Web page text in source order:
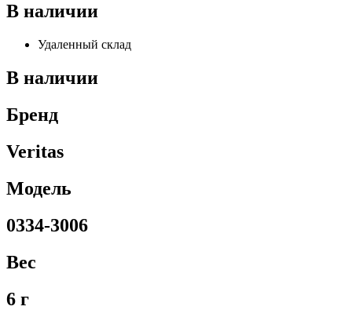
В наличии
Удаленный склад
В наличии
Бренд
Veritas
Модель
0334-3006
Вес
6 г